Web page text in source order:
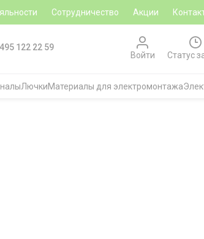
Сотрудничество Акции
122 22 59
Войти
Статус
ЛючкиМатериалы для электромонтажа